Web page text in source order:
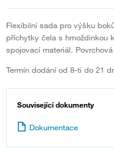
Flexibilní sada pro výšku
příchytky čela s hmoždinkou
spojovací materiál.
Termín dodání od 8-ti do 21
Související dokumenty
Dokumentace